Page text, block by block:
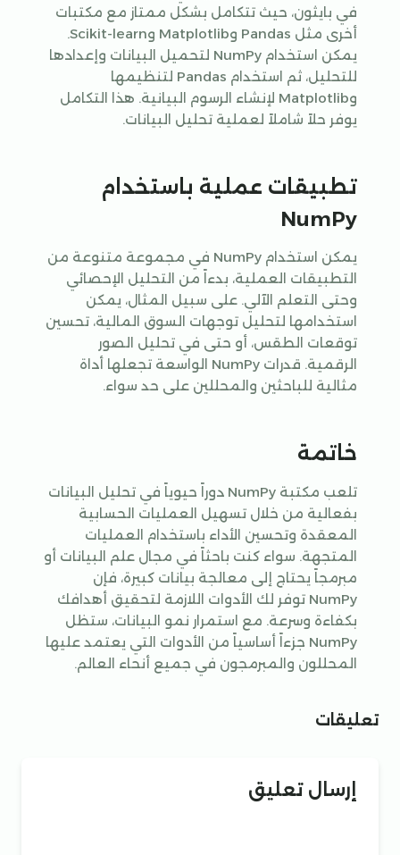
في بايثون، حيث تتكامل بشكل ممتاز مع مكتبات
أخرى مثل Pandas وMatplotlib وScikit-learn.
يمكن استخدام NumPy لتحميل البيانات وإعدادها
للتحليل، ثم استخدام Pandas لتنظيمها
وMatplotlib لإنشاء الرسوم البيانية. هذا التكامل
يوفر حلاً شاملاً لعملية تحليل البيانات.
تطبيقات عملية باستخدام
NumPy
يمكن استخدام NumPy في مجموعة متنوعة من
التطبيقات العملية، بدءاً من التحليل الإحصائي
وحتى التعلم الآلي. على سبيل المثال، يمكن
استخدامها لتحليل توجهات السوق المالية، تحسين
توقعات الطقس، أو حتى في تحليل الصور
الرقمية. قدرات NumPy الواسعة تجعلها أداة
مثالية للباحثين والمحللين على حد سواء.
خاتمة
تلعب مكتبة NumPy دوراً حيوياً في تحليل البيانات
بفعالية من خلال تسهيل العمليات الحسابية
المعقدة وتحسين الأداء باستخدام العمليات
المتجهة. سواء كنت باحثاً في مجال علم البيانات أو
مبرمجاً يحتاج إلى معالجة بيانات كبيرة، فإن
NumPy توفر لك الأدوات اللازمة لتحقيق أهدافك
بكفاءة وسرعة. مع استمرار نمو البيانات، ستظل
NumPy جزءاً أساسياً من الأدوات التي يعتمد عليها
المحللون والمبرمجون في جميع أنحاء العالم.
تعليقات
إرسال تعليق